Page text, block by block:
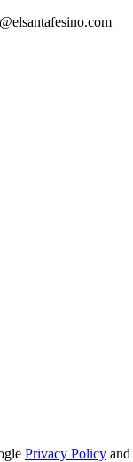
Privacy Policy and